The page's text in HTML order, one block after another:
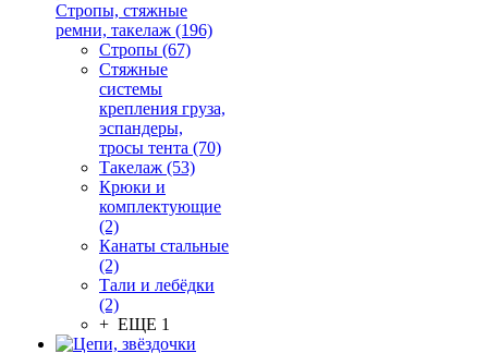
Стропы, стяжные
ремни, такелаж (196)
Стропы (67)
Стяжные
системы
крепления груза,
эспандеры,
тросы тента (70)
Такелаж (53)
Крюки и
комплектующие
(2)
Канаты стальные
(2)
Тали и лебёдки
(2)
+ ЕЩЕ 1